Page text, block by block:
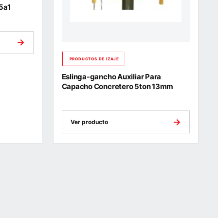
→
PRODUCTOS DE IZAJE
Eslinga-gancho Auxiliar Para
Capacho Concretero 5ton 13mm
Ver producto →